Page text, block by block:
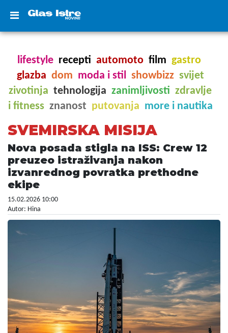
lifestyle recepti automoto film gastro
glazba dom moda i stil showbizz svijet
zivotinja tehnologija zanimljivosti zdravlje
i fitness znanost putovanja more i nautika
SVEMIRSKA MISIJA
Nova posada stigla na ISS: Crew 12
preuzeo istraživanja nakon
izvanrednog povratka prethodne
ekipe
15.02.2026 10:00
Autor: Hina